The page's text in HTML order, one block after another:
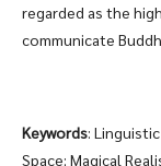
regarded as the
communicate
Keywords:
Space; Magical